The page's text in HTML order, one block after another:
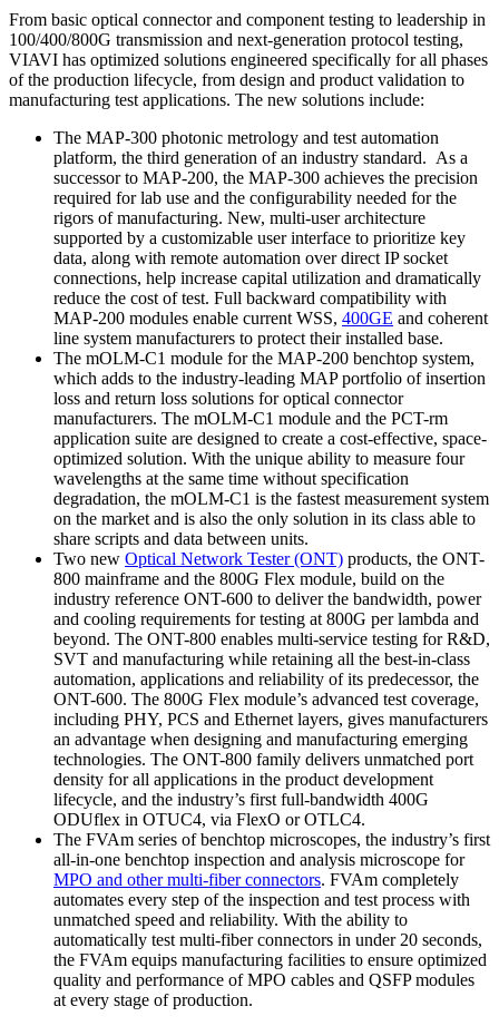
From basic optical connector and component testing to leadership in
100/400/800G transmission and next-generation protocol testing,
VIAVI has optimized solutions engineered specifically for all phases
of the production lifecycle, from design and product validation to
manufacturing test applications. The new solutions include:
The MAP-300 photonic metrology and test automation
platform, the third generation of an industry standard. As a
successor to MAP-200, the MAP-300 achieves the precision
required for lab use and the configurability needed for the
rigors of manufacturing. New, multi-user architecture
supported by a customizable user interface to prioritize key
data, along with remote automation over direct IP socket
connections, help increase capital utilization and dramatically
reduce the cost of test. Full backward compatibility with
MAP-200 modules enable current WSS, 400GE and coherent
line system manufacturers to protect their installed base.
The mOLM-C1 module for the MAP-200 benchtop system,
which adds to the industry-leading MAP portfolio of insertion
loss and return loss solutions for optical connector
manufacturers. The mOLM-C1 module and the PCT-rm
application suite are designed to create a cost-effective, space-
optimized solution. With the unique ability to measure four
wavelengths at the same time without specification
degradation, the mOLM-C1 is the fastest measurement system
on the market and is also the only solution in its class able to
share scripts and data between units.
Two new Optical Network Tester (ONT) products, the ONT-
800 mainframe and the 800G Flex module, build on the
industry reference ONT-600 to deliver the bandwidth, power
and cooling requirements for testing at 800G per lambda and
beyond. The ONT-800 enables multi-service testing for R&D,
SVT and manufacturing while retaining all the best-in-class
automation, applications and reliability of its predecessor, the
ONT-600. The 800G Flex module’s advanced test coverage,
including PHY, PCS and Ethernet layers, gives manufacturers
an advantage when designing and manufacturing emerging
technologies. The ONT-800 family delivers unmatched port
density for all applications in the product development
lifecycle, and the industry’s first full-bandwidth 400G
ODUflex in OTUC4, via FlexO or OTLC4.
The FVAm series of benchtop microscopes, the industry’s first
all-in-one benchtop inspection and analysis microscope for
MPO and other multi-fiber connectors. FVAm completely
automates every step of the inspection and test process with
unmatched speed and reliability. With the ability to
automatically test multi-fiber connectors in under 20 seconds,
the FVAm equips manufacturing facilities to ensure optimized
quality and performance of MPO cables and QSFP modules
at every stage of production.